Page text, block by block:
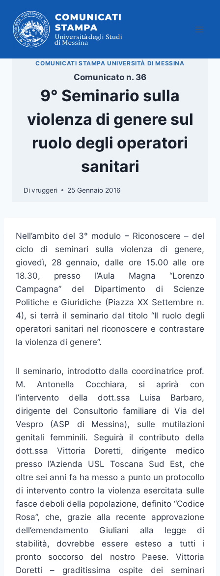
contenuto
COMUNICATI STAMPA UNIVERSITÀ DI MESSINA
Comunicato n. 36
9° Seminario sulla
violenza di genere sul
ruolo degli operatori
sanitari
Divruggeri 25 Gennaio 2016
Nell’ambito del 3° modulo – Riconoscere – del
ciclo di seminari sulla violenza di genere,
giovedì, 28 gennaio, dalle ore 15.00 alle ore
18.30, presso l’Aula Magna “Lorenzo
Campagna” del Dipartimento di Scienze
Politiche e Giuridiche (Piazza XX Settembre n.
4), si terrà il seminario dal titolo “Il ruolo degli
operatori sanitari nel riconoscere e contrastare
la violenza di genere”.
Il seminario, introdotto dalla coordinatrice prof.
M. Antonella Cocchiara, si aprirà con
l’intervento della dott.ssa Luisa Barbaro,
dirigente del Consultorio familiare di Via del
Vespro (ASP di Messina), sulle mutilazioni
genitali femminili. Seguirà il contributo della
dott.ssa Vittoria Doretti, dirigente medico
presso l’Azienda USL Toscana Sud Est, che
oltre sei anni fa ha messo a punto un protocollo
di intervento contro la violenza esercitata sulle
fasce deboli della popolazione, definito “Codice
Rosa”, che, grazie alla recente approvazione
dell’emendamento Giuliani alla legge di
stabilità, dovrebbe essere esteso a tutti i
pronto soccorso del nostro Paese. Vittoria
Doretti – graditissima ospite dei seminari